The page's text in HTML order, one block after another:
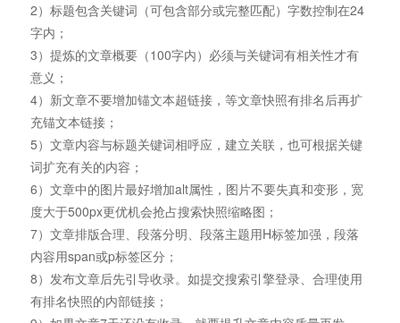
2）标题包含关键词（可包含部分或完整匹配）字数控制在24
字内；
3）提炼的文章概要（100字内）必须与关键词有相关性才有
意义；
4）新文章不要增加锚文本超链接，等文章快照有排名后再扩
充锚文本链接；
5）文章内容与标题关键词相呼应，建立关联，也可根据关键
词扩充有关的内容；
6）文章中的图片最好增加alt属性，图片不要失真和变形，宽
度大于500px更优机会抢占搜索快照缩略图；
7）文章排版合理、段落分明、段落主题用H标签加强，段落
内容用span或p标签区分；
8）发布文章后先引导收录。如提交搜索引擎登录、合理使用
有排名快照的内部链接；